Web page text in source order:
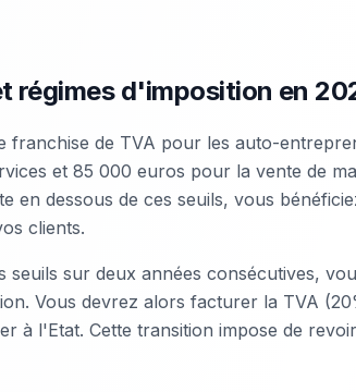
régimes d'imposition en
franchise de TVA pour les auto-
et 85 000 euros pour la vente de
en dessous de ces seuils, vous
clients.
seuils sur deux années consécutives,
Vous devrez alors facturer la TVA
à l'Etat. Cette transition impose de